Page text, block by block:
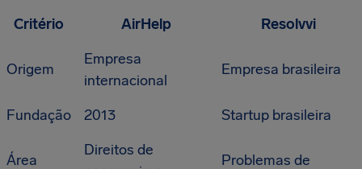
Critério AirHelp Resolvvi
Origem
Empresa
internacional
Empresa brasileira
Fundação 2013 Startup brasileira
Área
Direitos de
Problemas de